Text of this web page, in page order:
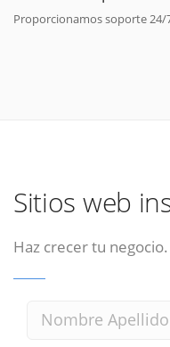
Proporcionamos soporte 24/
Sitios web
Haz crecer tu